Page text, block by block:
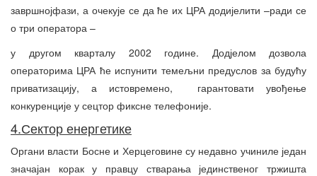
завршнојфази, а очекује се да ће их ЦРА додијелити –ради се
о три оператора –
у другом кварталу 2002 године. Додјелом дозвола
операторима ЦРА ће испунити темељни предуслов за будућу
приватизацију, а истовремено, гарантовати увођење
конкуренције у сецтор фиксне телефоније.
4.Сектор енергетике
Органи власти Босне и Херцеговине су недавно учиниле један
значајан корак у правцу стварања јединственог тржишта